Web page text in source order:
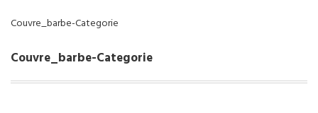
Couvre_barbe-Categorie
Couvre_barbe-Categorie